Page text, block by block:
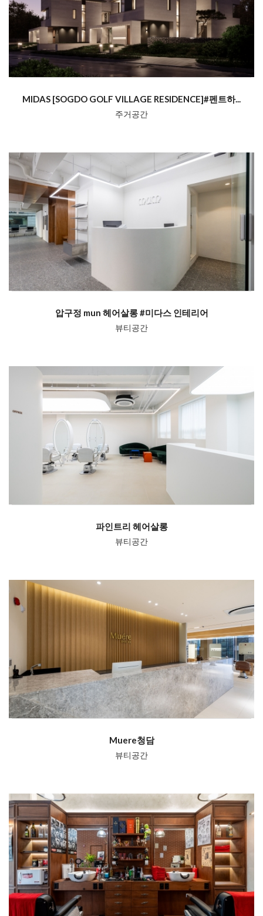
MIDAS [SOGDO GOLF VILLAGE RESIDENCE]#펜트하...
주거공간
압구정 mun 헤어살롱 #미다스 인테리어
뷰티공간
파인트리 헤어살롱
뷰티공간
Muere청담
뷰티공간